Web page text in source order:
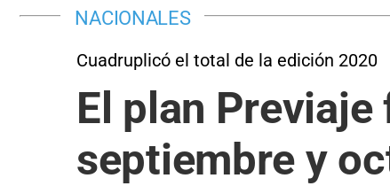
NACIONALES
Cuadruplicó el total de la edición 2020
El plan
septiembre y